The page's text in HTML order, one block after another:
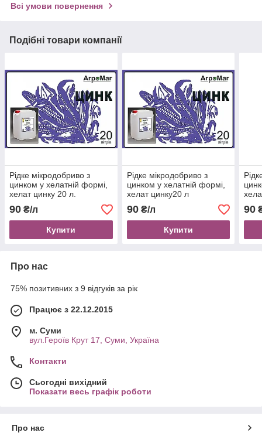
Всі умови повернення
Подібні товари компанії
Рідке мікродобриво з
цинком у хелатній формі,
хелат цинку 20 л.
90 ₴/л
Купити
Рідке мікродобриво з
цинком у хелатній формі,
хелат цинку20 л
90₴/л
Купити
90
Про нас
75% позитивних з 9 відгуків за рік
Працює з 22.12.2015
м. Суми
вул.Героїв Крут 17, Суми, Україна
Контакти
Сьогодні вихідний
Показати весь графік роботи
Про нас